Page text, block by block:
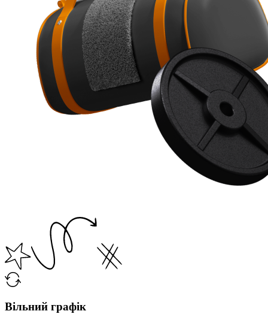
Вільний графік